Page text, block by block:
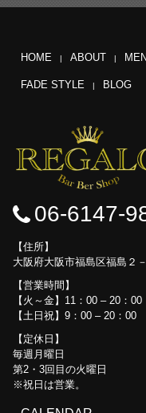
HOME ABOUT
FADE STYLE BLOG
06-6147-
住所
大阪府大阪市福島区福島２
営業時間
【火～金】11：00 – 20：00
【土日祝】9：00 – 20：00
定休日
毎週月曜日
第2・3回目の火曜日
※祝日は営業。